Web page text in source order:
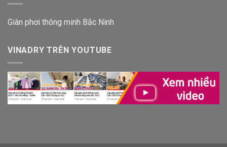
Giàn phơi thông minh Bắc Ninh
VINADRY TRÊN YOUTUBE